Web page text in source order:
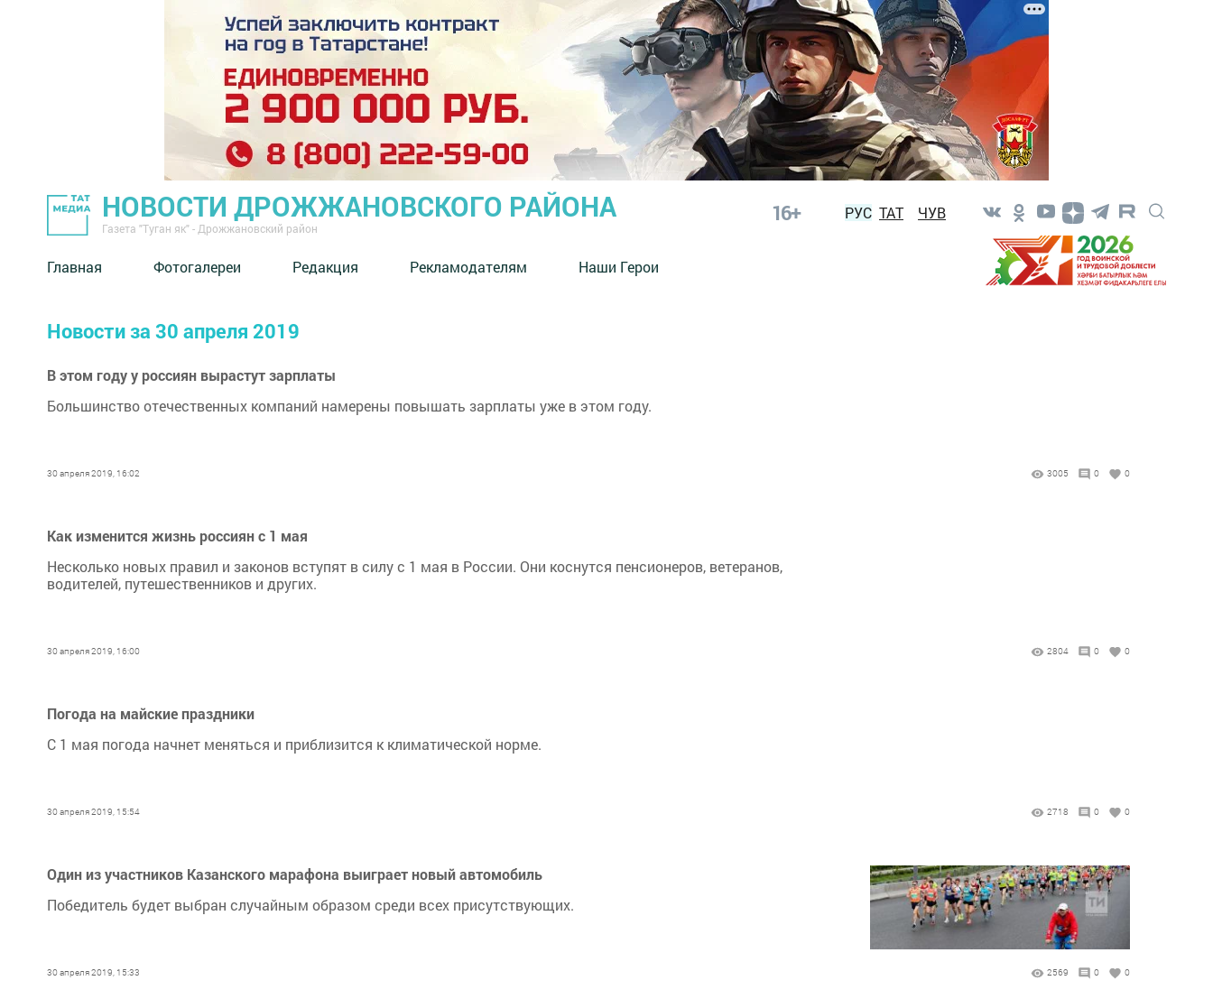
НОВОСТИ ДРОЖЖАНОВСКОГО РАЙОНА
Газета "Туган як" - Дрожжановский район
16+ РУС ТАТ ЧУВ
Главная Фотогалереи Редакция Рекламодателям Наши Герои
Новости за 30 апреля 2019
В этом году у россиян вырастут зарплаты
Большинство отечественных компаний намерены повышать зарплаты уже в этом году.
30 апреля 2019, 16:02 3005 0 0
Как изменится жизнь россиян с 1 мая
Несколько новых правил и законов вступят в силу с 1 мая в России. Они коснутся пенсионеров, ветеранов,
водителей, путешественников и других.
30 апреля 2019, 16:00 2804 0 0
Погода на майские праздники
С 1 мая погода начнет меняться и приблизится к климатической норме.
30 апреля 2019, 15:54 2718 0 0
Один из участников Казанского марафона выиграет новый автомобиль
Победитель будет выбран случайным образом среди всех присутствующих.
30 апреля 2019, 15:33 2569 0 0